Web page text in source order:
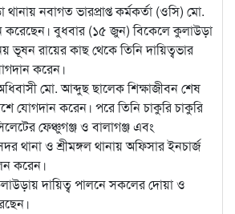
নবাগত ভারপ্রাপ্ত কর্মকর্তা (ওসি) মো.
বুধবার (১৫ জুন) বিকেলে কুলাউড়া
ভূষন রায়ের কাছ থেকে তিনি দায়িত্বভার
করেন।
মো. আব্দুছ ছালেক শিক্ষাজীবন শেষ
যোগদান করেন। পরে তিনি চাকুরি চাকুরি
ফেঞ্চুগঞ্জ ও বালাগঞ্জ এবং
থানা ও শ্রীমঙ্গল থানায় অফিসার ইনচার্জ
করেন।
দায়িত্ব পালনে সকলের দোয়া ও